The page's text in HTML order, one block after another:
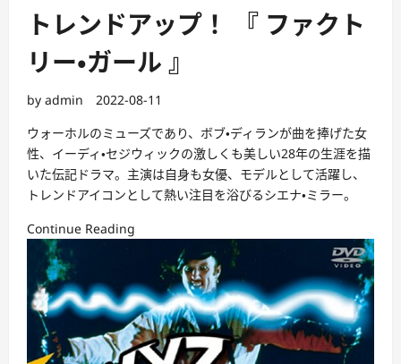
トレンドアップ！ 『 ファクト
リー・ガール 』
by admin
2022-08-11
ウォーホルのミューズであり、ボブ・ディランが曲を捧げた女
性、イーディ・セジウィックの激しくも美しい28年の生涯を描
いた伝記ドラマ。主演は自身も女優、モデルとして活躍し、
トレンドアイコンとして熱い注目を浴びるシエナ・ミラー。
Continue Reading